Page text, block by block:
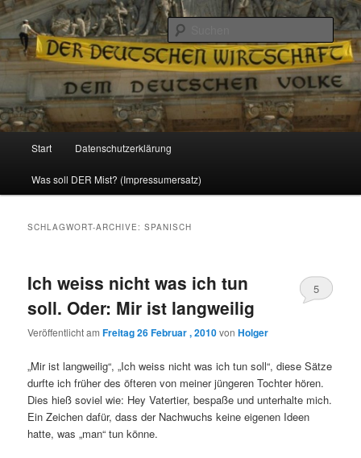
Reizzentrum
Politik, Wirtschaft, Soziales und Gesellschaft
Zum
Inhalt
Zum
sekundären
Start Datenschutzerklärung
Was soll DER Mist? (Impressumersatz)
SCHLAGWORT-ARCHIVE:SPANISCH
Ich weiss nicht was ich tun
soll. Oder: Mir ist langweilig
Veröffentlicht amFreitag 26 Februar , 2010vonHolger
5
„Mir ist langweilig“, „Ich weiss nicht was ich tun soll“, diese Sätze
durfte ich früher des öfteren von meiner jüngeren Tochter hören.
Dies hieß soviel wie: Hey Vatertier, bespaße und unterhalte mich.
Ein Zeichen dafür, dass der Nachwuchs keine eigenen Ideen
hatte, was „man“ tun könne.